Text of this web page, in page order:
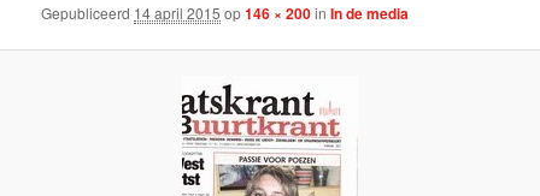
Gepubliceerd 14 april 2015 op146 × 200inIn de media